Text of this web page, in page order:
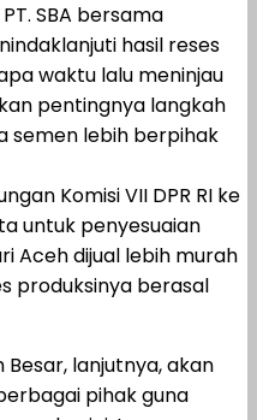
SBA bersama
hasil reses
waktu lalu meninjau
pentingnya langkah
semen lebih berpihak
Komisi VII DPR RI ke
untuk penyesuaian
Aceh dijual lebih murah
produksinya berasal
lanjutnya, akan
pihak guna